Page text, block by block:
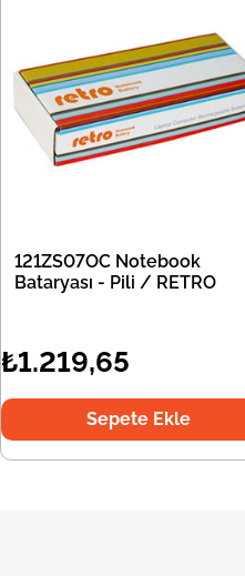
121ZS07OC Notebook
Bataryası - Pili / RETRO
₺1.219,65
Sepete Ekle